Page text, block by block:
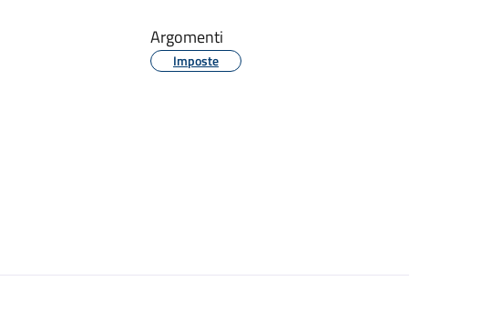
Argomenti
Imposte